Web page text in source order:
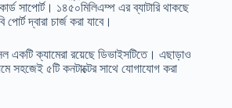
সাপোর্ট। ১৪৫০মিলিএম্প এর ব্যাটারি থাকছে
দ্বারা চার্জ করা যাবে।
একটি ক্যামেরা রয়েছে ডিভাইসটিতে। এছাড়াও
সহজেই ৫টি কনটাক্টের সাথে যোগাযোগ করা